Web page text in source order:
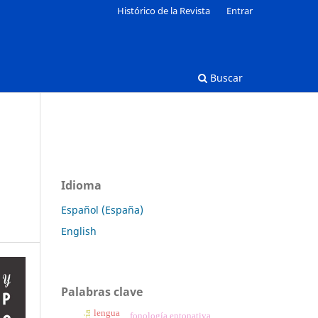
Buscar
Histórico de la Revista Entrar
Idioma
Español (España)
English
Palabras clave
fonología entonativa
lengua